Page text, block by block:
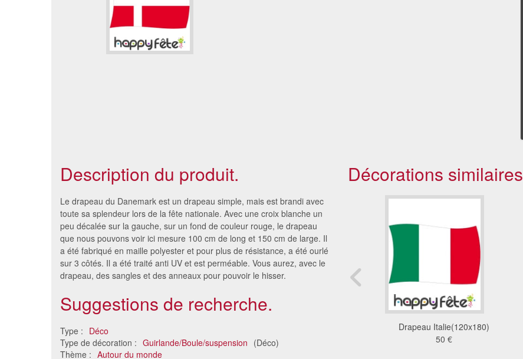
Description du produit.
Le drapeau du Danemark est un drapeau simple, mais est brandi avec
toute sa splendeur lors de la fête nationale. Avec une croix blanche un
peu décalée sur la gauche, sur un fond de couleur rouge, le drapeau
que nous pouvons voir ici mesure 100 cm de long et 150 cm de large. Il
a été fabriqué en maille polyester et pour plus de résistance, a été ourlé
sur 3 côtés. Il a été traité anti UV et est perméable. Vous aurez, avec le
drapeau, des sangles et des anneaux pour pouvoir le hisser.
Suggestions de recherche.
Type : Déco
Type de décoration : Guirlande/Boule/suspension (Déco)
Thème : Autour du monde
Décorations similaires
Drapeau Tunisie (40x50)
37 €
(100x150)
Drapeau Italie(120x180)
50 €